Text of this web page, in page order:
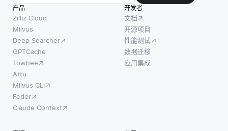
产品
Zilliz Cloud
Milvus
Deep Searcher
GPTCache
Towhee
Attu
Milvus CLI
Feder
Claude Context
开发者
文档
开源项目
性能测试
数据迁移
应用集成